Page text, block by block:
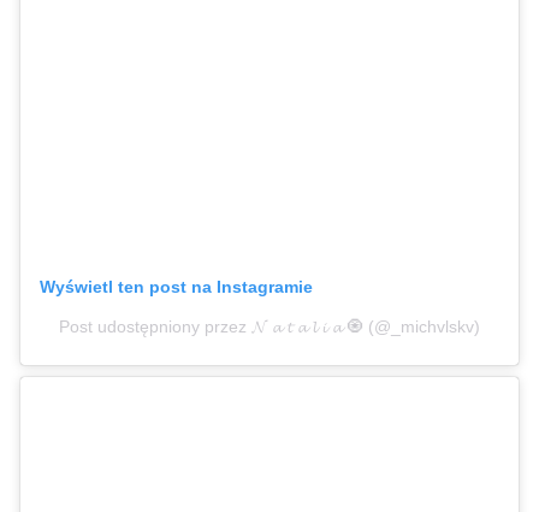
Wyświetl ten post na Instagramie
Post udostępniony przez 𝓝 𝓪 𝓽 𝓪 𝓵 𝓲 𝓪 🧿 (@_michvlskv)